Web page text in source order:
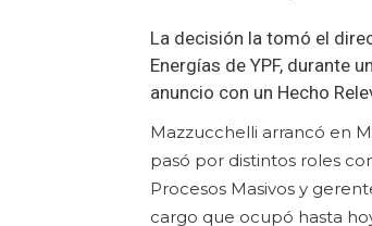
La decisión la tomó el
Energías de YPF, durante
anuncio con un Hecho
Mazzucchelli arrancó en
pasó por distintos roles
Procesos Masivos y
cargo que ocupó hasta